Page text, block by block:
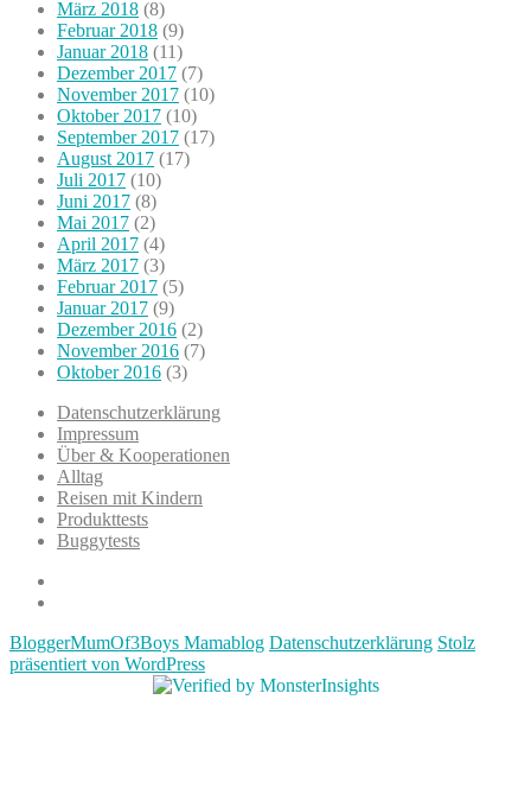
März 2018 (8)
Februar 2018 (9)
Januar 2018 (11)
Dezember 2017 (7)
November 2017 (10)
Oktober 2017 (10)
September 2017 (17)
August 2017 (17)
Juli 2017 (10)
Juni 2017 (8)
Mai 2017 (2)
April 2017 (4)
März 2017 (3)
Februar 2017 (5)
Januar 2017 (9)
Dezember 2016 (2)
November 2016 (7)
Oktober 2016 (3)
Datenschutzerklärung
Impressum
Über & Kooperationen
Alltag
Reisen mit Kindern
Produkttests
Buggytests
BloggerMumOf3Boys Mamablog Datenschutzerklärung Stolz
präsentiert von WordPress